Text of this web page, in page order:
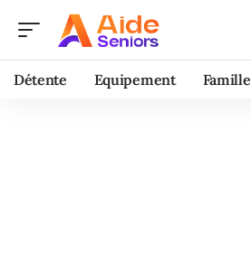
Détente Equipement Famille